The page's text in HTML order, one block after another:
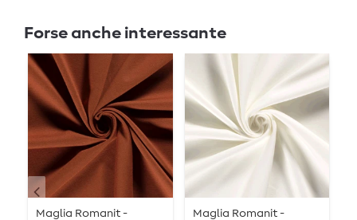
Forse anche interessante
Maglia Romanit -
Maglia Romanit -